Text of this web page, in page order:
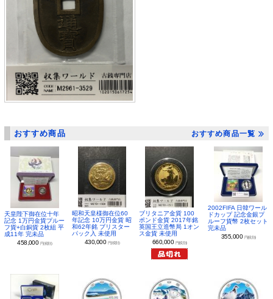
おすすめ商品 おすすめ商品一覧
天皇陛下御在位十年
記念 1万円金貨プルー
フ貨+白銅貨 2枚組 平
成11年 完未品
458,000 円(税別)
昭和天皇様御在位60
年記念 10万円金貨 昭
和62年銘 ブリスター
パック入 未使用
430,000 円(税別)
ブリタニア金貨 100
ポンド金貨 2017年銘
英国王立造幣局 1オン
ス金貨 未使用
660,000 円(税別)
2002FIFA 日韓ワール
ドカップ 記念金銀プ
ルーフ貨幣 2枚セット
完未品
355,000 円(税別)